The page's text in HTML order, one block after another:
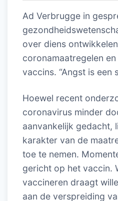
Ad Verbrugge in
over diens
coronamaatregelen en
vaccins. “Angst is een
Hoewel recent
coronavirus minder
aanvankelijk gedacht,
karakter van de
toe te nemen.
gericht op het vaccin.
vaccineren draagt
aan de verspreiding